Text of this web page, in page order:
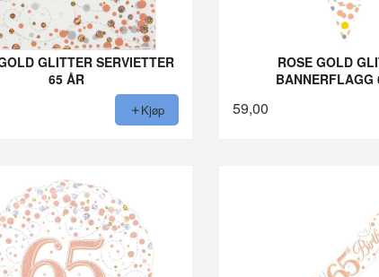
GLITTER SERVIETTER
65 ÅR
Kjøp
ROSE GOLD
BANNERFLAGG
59,00